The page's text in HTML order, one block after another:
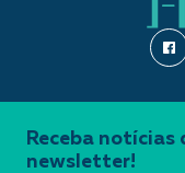
Receba notícias
newsletter!